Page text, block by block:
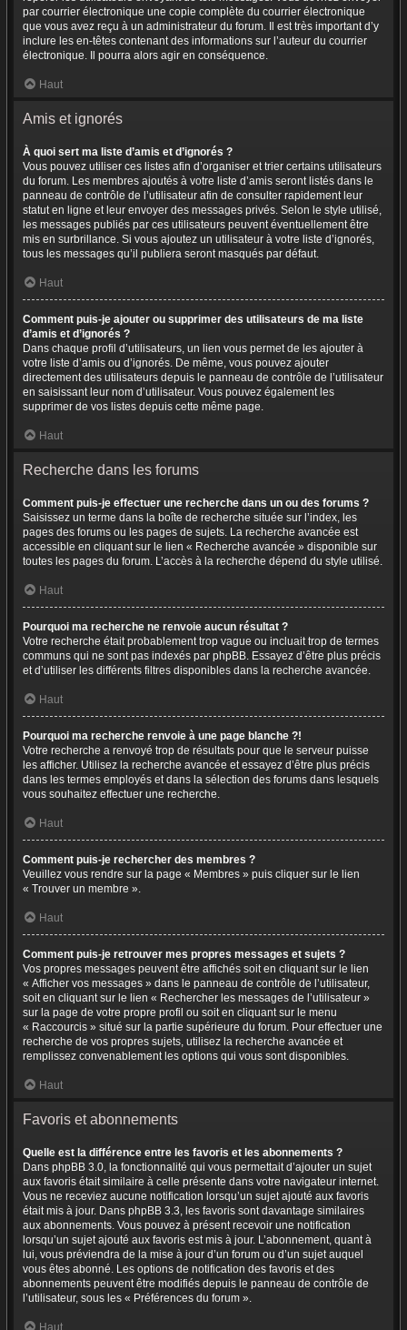
par courrier électronique une copie complète du courrier électronique
que vous avez reçu à un administrateur du forum. Il est très important d’y
inclure les en-têtes contenant des informations sur l’auteur du courrier
électronique. Il pourra alors agir en conséquence.
Haut
Amis et ignorés
À quoi sert ma liste d’amis et d’ignorés ?
Vous pouvez utiliser ces listes afin d’organiser et trier certains utilisateurs
du forum. Les membres ajoutés à votre liste d’amis seront listés dans le
panneau de contrôle de l’utilisateur afin de consulter rapidement leur
statut en ligne et leur envoyer des messages privés. Selon le style utilisé,
les messages publiés par ces utilisateurs peuvent éventuellement être
mis en surbrillance. Si vous ajoutez un utilisateur à votre liste d’ignorés,
tous les messages qu’il publiera seront masqués par défaut.
Haut
Comment puis-je ajouter ou supprimer des utilisateurs de ma liste
d’amis et d’ignorés ?
Dans chaque profil d’utilisateurs, un lien vous permet de les ajouter à
votre liste d’amis ou d’ignorés. De même, vous pouvez ajouter
directement des utilisateurs depuis le panneau de contrôle de l’utilisateur
en saisissant leur nom d’utilisateur. Vous pouvez également les
supprimer de vos listes depuis cette même page.
Haut
Recherche dans les forums
Comment puis-je effectuer une recherche dans un ou des forums ?
Saisissez un terme dans la boîte de recherche située sur l’index, les
pages des forums ou les pages de sujets. La recherche avancée est
accessible en cliquant sur le lien « Recherche avancée » disponible sur
toutes les pages du forum. L’accès à la recherche dépend du style utilisé.
Haut
Pourquoi ma recherche ne renvoie aucun résultat ?
Votre recherche était probablement trop vague ou incluait trop de termes
communs qui ne sont pas indexés par phpBB. Essayez d’être plus précis
et d’utiliser les différents filtres disponibles dans la recherche avancée.
Haut
Pourquoi ma recherche renvoie à une page blanche ?!
Votre recherche a renvoyé trop de résultats pour que le serveur puisse
les afficher. Utilisez la recherche avancée et essayez d’être plus précis
dans les termes employés et dans la sélection des forums dans lesquels
vous souhaitez effectuer une recherche.
Haut
Comment puis-je rechercher des membres ?
Veuillez vous rendre sur la page « Membres » puis cliquer sur le lien
« Trouver un membre ».
Haut
Comment puis-je retrouver mes propres messages et sujets ?
Vos propres messages peuvent être affichés soit en cliquant sur le lien
« Afficher vos messages » dans le panneau de contrôle de l’utilisateur,
soit en cliquant sur le lien « Rechercher les messages de l’utilisateur »
sur la page de votre propre profil ou soit en cliquant sur le menu
« Raccourcis » situé sur la partie supérieure du forum. Pour effectuer une
recherche de vos propres sujets, utilisez la recherche avancée et
remplissez convenablement les options qui vous sont disponibles.
Haut
Favoris et abonnements
Quelle est la différence entre les favoris et les abonnements ?
Dans phpBB 3.0, la fonctionnalité qui vous permettait d’ajouter un sujet
aux favoris était similaire à celle présente dans votre navigateur internet.
Vous ne receviez aucune notification lorsqu’un sujet ajouté aux favoris
était mis à jour. Dans phpBB 3.3, les favoris sont davantage similaires
aux abonnements. Vous pouvez à présent recevoir une notification
lorsqu’un sujet ajouté aux favoris est mis à jour. L’abonnement, quant à
lui, vous préviendra de la mise à jour d’un forum ou d’un sujet auquel
vous êtes abonné. Les options de notification des favoris et des
abonnements peuvent être modifiés depuis le panneau de contrôle de
l’utilisateur, sous les « Préférences du forum ».
Haut